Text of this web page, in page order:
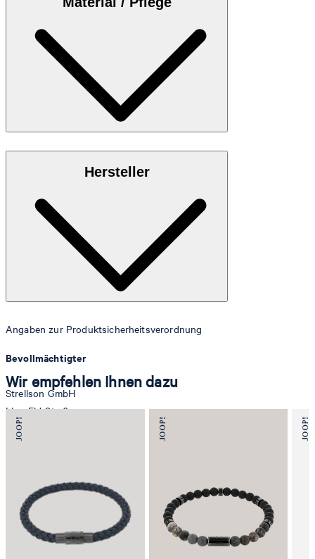
Hersteller
Angaben zur Produktsicherheitsverordnung
Bevollmächtigter
Strellson GmbH
Line-Eid-Str. 6
78467 Konstanz
Deutschland
contact@strellson.com
Produzent
Strellson AG
Wir empfehlen Ihnen dazu